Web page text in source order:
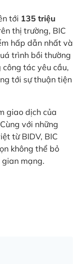
tới 135 triệu
thị trường, BIC
hấp dẫn nhất và
trình bồi thường
tác yêu cầu,
tới sự thuận tiện
giao dịch của
với những
từ BIDV, BIC
không thể bỏ
mạng.